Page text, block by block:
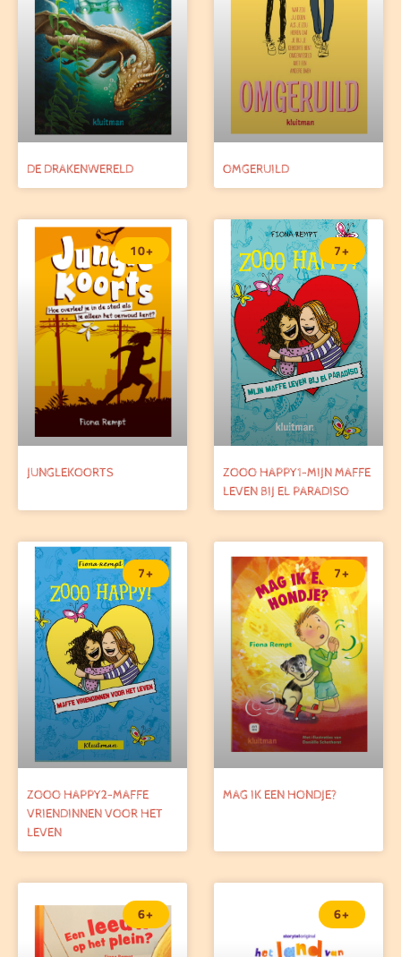
DE DRAKENWERELD OMGERUILD
10+
JUNGLEKOORTS
7+
ZOOO HAPPY1-MIJN MAFFE
LEVEN BIJ EL PARADISO
7+
ZOOO HAPPY2-MAFFE
VRIENDINNEN VOOR HET
LEVEN
7+
MAG IK EEN HONDJE?
6+ 6+